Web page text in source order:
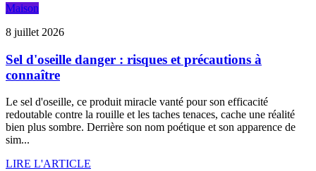
Maison
8 juillet 2026
Sel d'oseille danger : risques et précautions à
connaître
Le sel d'oseille, ce produit miracle vanté pour son efficacité
redoutable contre la rouille et les taches tenaces, cache une réalité
bien plus sombre. Derrière son nom poétique et son apparence de
sim...
LIRE L'ARTICLE